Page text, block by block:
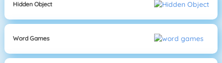
Hidden Object
Word Games